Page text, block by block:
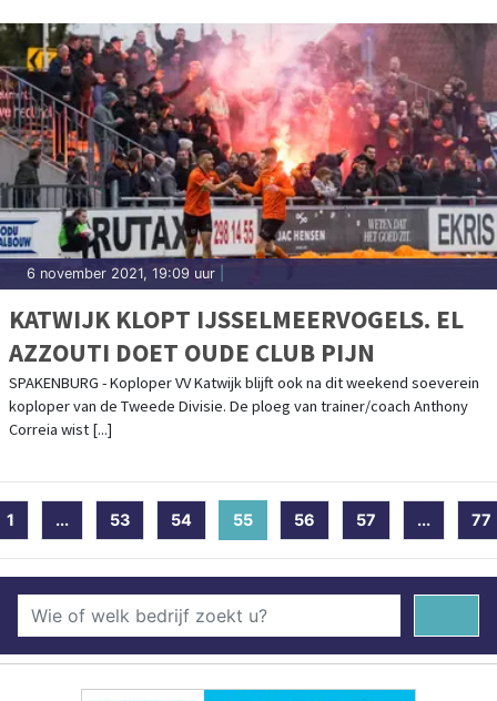
6 november 2021, 19:09 uur
KATWIJK KLOPT IJSSELMEERVOGELS. EL
AZZOUTI DOET OUDE CLUB PIJN
SPAKENBURG - Koploper VV Katwijk blijft ook na dit weekend soeverein
koploper van de Tweede Divisie. De ploeg van trainer/coach Anthony
Correia wist [...]
1 ... 53 54 55(current)
56 57 ... 77